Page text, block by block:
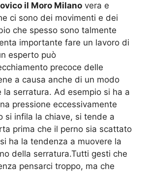
il Moro Milano vera e
ci sono dei movimenti e dei
che spesso sono talmente
importante fare un lavoro di
esperto può
precoce delle
a causa anche di un modo
la serratura. Ad esempio si ha a
pressione eccessivamente
si infila la chiave, si tende a
prima che il perno sia scattato
ha la tendenza a muovere la
della serratura.Tutti gesti che
pensarci troppo, ma che